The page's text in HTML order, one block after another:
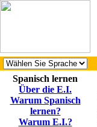
Spanisch lernen
Über die E.I.
Warum Spanisch
lernen?
Warum E.I.?